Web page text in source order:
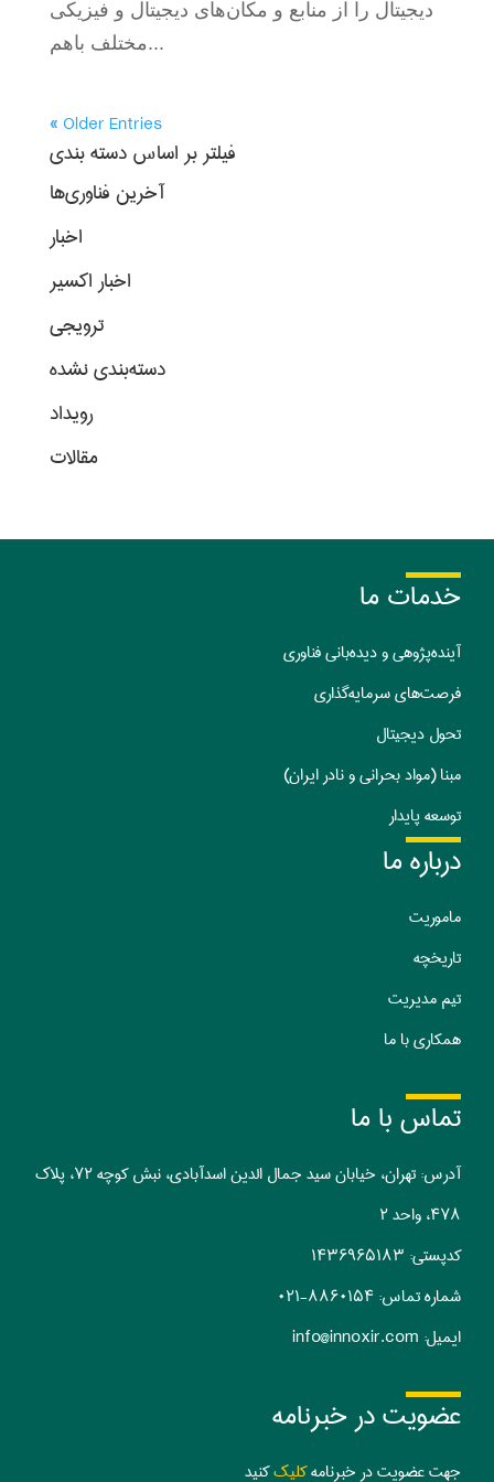
دیجیتال را از منابع و مکان‌های دیجیتال و فیزیکی
مختلف باهم...
« Older Entries
فیلتر بر اساس دسته بندی
آخرین فناوری‌ها
اخبار
اخبار اکسیر
ترویجی
دسته‌بندی نشده
رویداد
مقالات
عضویت در خبرنامه
جهت عضویت در خبرنامهکلیککنید
تماس با ما
آدرس: تهران، خیابان سید جمال الدین اسدآبادی، نبش کوچه ۷۲، پلاک
۴۷۸، واحد ۲
کدپستی:‌ ۱۴۳۶۹۶۵۱۸۳
شماره تماس: ۰۲۱-۸۸۶۰۱۵۴
ایمیل: info@innoxir.com
درباره ما
ماموریت
تاریخچه
تیم مدیریت
همکاری با ما
خدمات ما
آینده‌پژوهی و دیده‌بانی فناوری
فرصت‌های سرمایه‌گذاری
تحول دیجیتال
مبنا (مواد بحرانی و نادر ایران)
توسعه پایدار